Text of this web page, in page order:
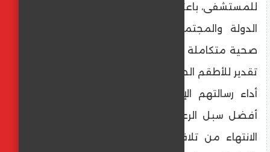
للمستشفى، باعتباره نموذجًا ناجحًا للتكامل بين
الدولة والمجتمع المدني في تقديم رعاية
صحية متكاملة تليق بالمواطنين، موجهًا تحية
تقدير للأطقم الطبية والإدارية على تفانيهم في
أداء رسالتهم الإنسانية وحرصهم على تقديم
أفضل سبل الرعاية للمرضى، كما وجّه بسرعة
الانتهاء من تلافي بعض المعوقات القائمة،